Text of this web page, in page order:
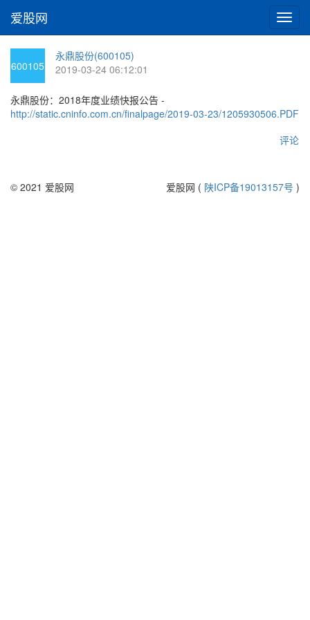
切
换
爱股网
600105
永鼎股份(600105)
2019-03-24 06:12:01
永鼎股份：2018年度业绩快报公告 -
http://static.cninfo.com.cn/finalpage/2019-03-23/1205930506.PDF
评论
© 2021 爱股网 爱股网 ( 陕ICP备19013157号 )